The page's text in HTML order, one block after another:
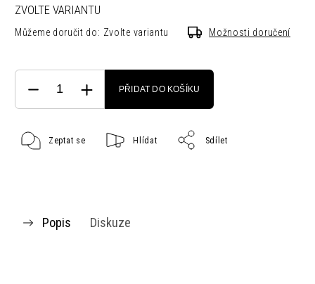
ZVOLTE VARIANTU
Můžeme doručit do: Zvolte variantu Možnosti doručení
PŘIDAT DO KOŠÍKU
Zeptat se Hlídat Sdílet
Popis Diskuze